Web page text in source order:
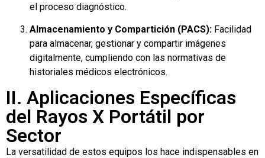
el proceso diagnóstico.
Almacenamiento y Compartición (PACS): Facilidad
para almacenar, gestionar y compartir imágenes
digitalmente, cumpliendo con las normativas de
historiales médicos electrónicos.
II. Aplicaciones Específicas
del Rayos X Portátil por
Sector
La versatilidad de estos equipos los hace indispensables en